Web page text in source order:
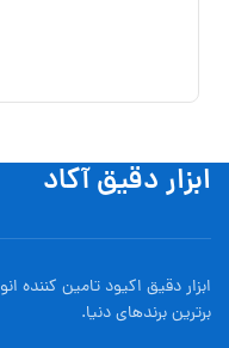
ابزار دقیق آکاد
ابزار دقیق اکیود تامین کننده
برترین برندهای دنیا.